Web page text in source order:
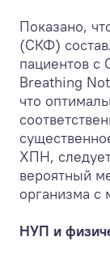
Показано,
(СКФ)
пациентов
Breathing
что
ХПН,
вероятный
организма с
НУП и